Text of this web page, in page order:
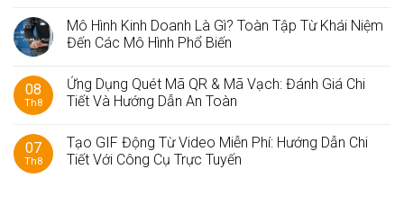
Mô Hình Kinh Doanh Là Gì? Toàn Tập Từ Khái Niệm
Đến Các Mô Hình Phổ Biến
08
Th8
Ứng Dụng Quét Mã QR & Mã Vạch: Đánh Giá Chi
Tiết Và Hướng Dẫn An Toàn
07
Th8
Tạo GIF Động Từ Video Miễn Phí: Hướng Dẫn Chi
Tiết Với Công Cụ Trực Tuyến